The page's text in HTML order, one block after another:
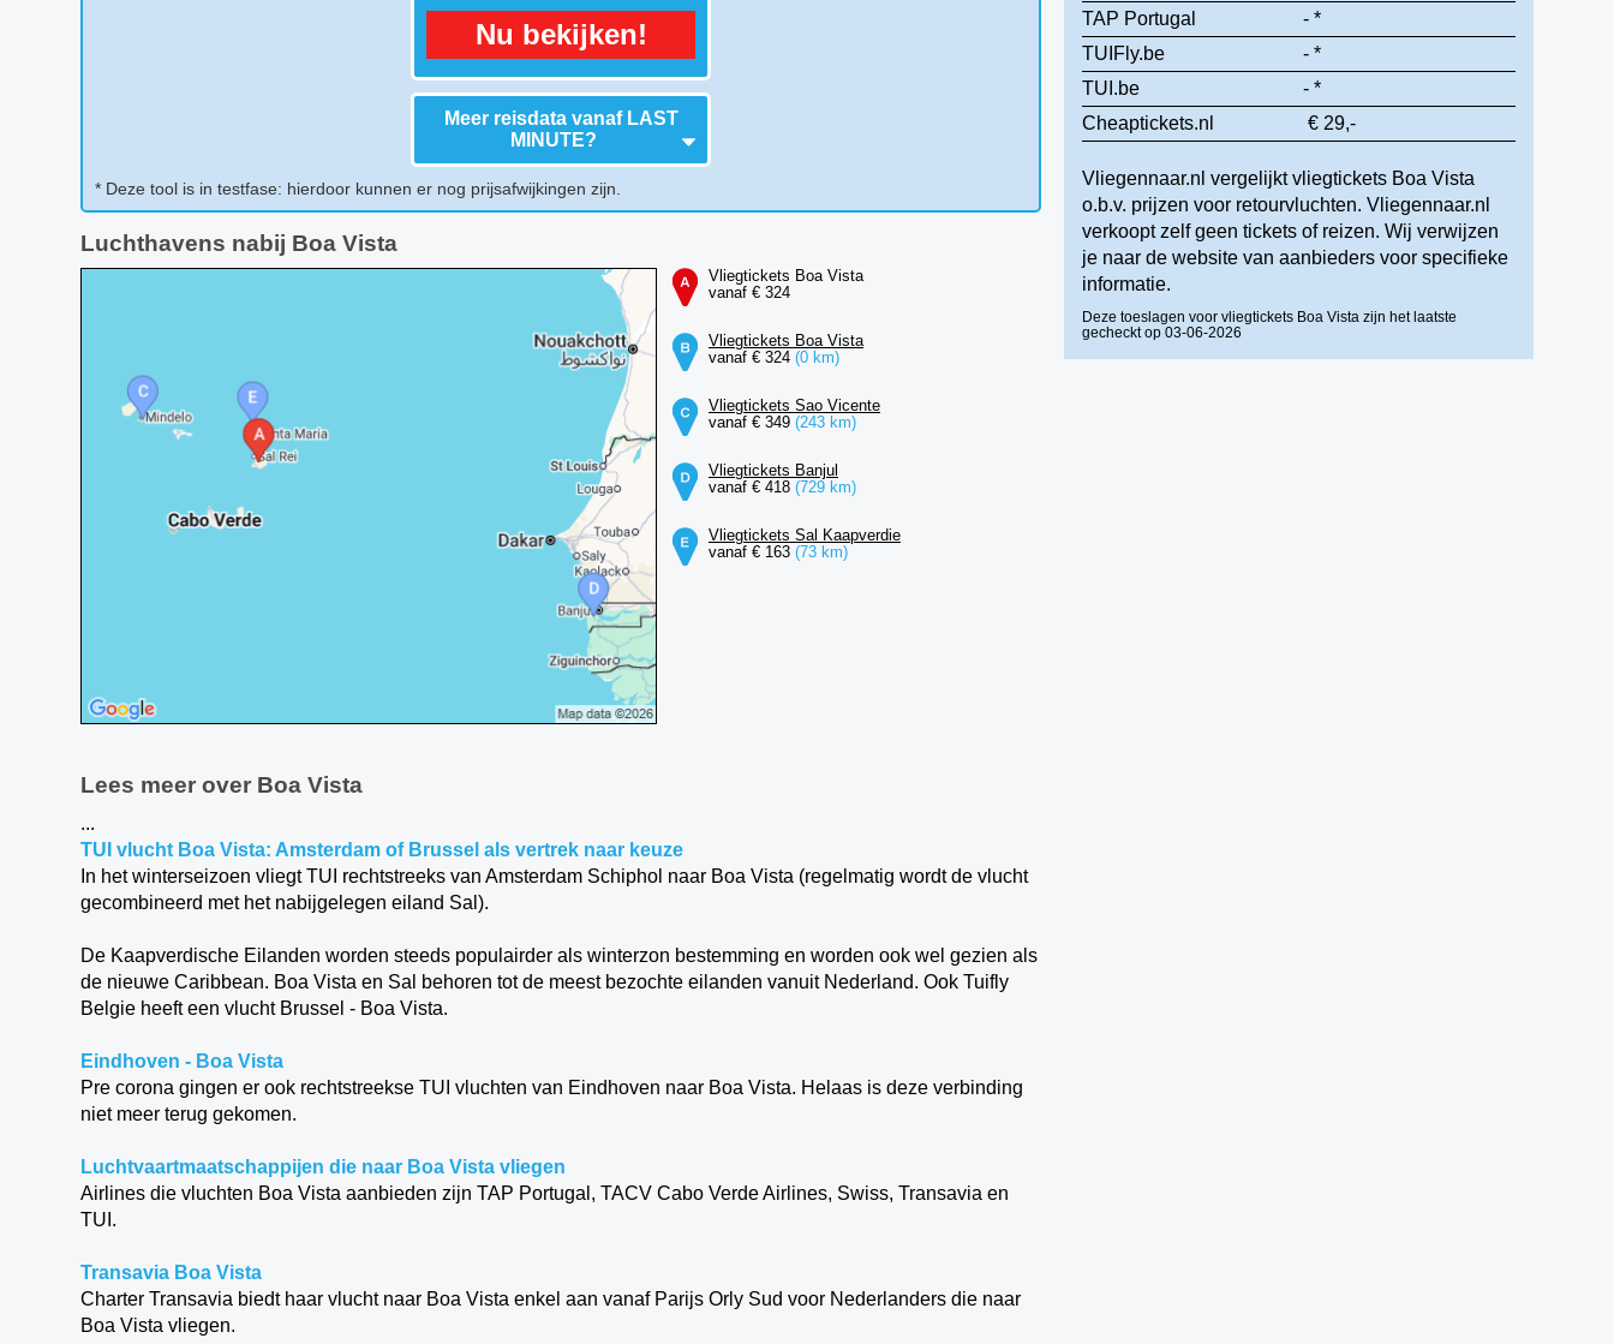
Nu bekijken!
Meer reisdata vanaf LAST
MINUTE?
* Deze tool is in testfase: hierdoor kunnen er nog prijsafwijkingen zijn.
Luchthavens nabij Boa Vista
Vliegtickets Boa Vista
vanaf € 324
Vliegtickets Boa Vista
vanaf € 324 (0 km)
Vliegtickets Sao Vicente
vanaf € 349 (243 km)
Vliegtickets Banjul
vanaf € 418 (729 km)
Vliegtickets Sal Kaapverdie
vanaf € 163 (73 km)
Lees meer over Boa Vista
...
TUI vlucht Boa Vista: Amsterdam of Brussel als vertrek naar keuze
In het winterseizoen vliegt TUI rechtstreeks van Amsterdam Schiphol naar Boa Vista (regelmatig wordt de vlucht
gecombineerd met het nabijgelegen eiland Sal).
De Kaapverdische Eilanden worden steeds populairder als winterzon bestemming en worden ook wel gezien als
de nieuwe Caribbean. Boa Vista en Sal behoren tot de meest bezochte eilanden vanuit Nederland. Ook Tuifly
Belgie heeft een vlucht Brussel - Boa Vista.
Eindhoven - Boa Vista
Pre corona gingen er ook rechtstreekse TUI vluchten van Eindhoven naar Boa Vista. Helaas is deze verbinding
niet meer terug gekomen.
Luchtvaartmaatschappijen die naar Boa Vista vliegen
Airlines die vluchten Boa Vista aanbieden zijn TAP Portugal, TACV Cabo Verde Airlines, Swiss, Transavia en
TUI.
Transavia Boa Vista
Charter Transavia biedt haar vlucht naar Boa Vista enkel aan vanaf Parijs Orly Sud voor Nederlanders die naar
Boa Vista vliegen.
TAP Portugal
- *
TUIFly.be
- *
TUI.be
- *
Cheaptickets.nl
€ 29,-
Vliegennaar.nl vergelijkt vliegtickets Boa Vista
o.b.v. prijzen voor retourvluchten. Vliegennaar.nl
verkoopt zelf geen tickets of reizen. Wij verwijzen
je naar de website van aanbieders voor specifieke
informatie.
Deze toeslagen voor vliegtickets Boa Vista zijn het laatste
gecheckt op 03-06-2026